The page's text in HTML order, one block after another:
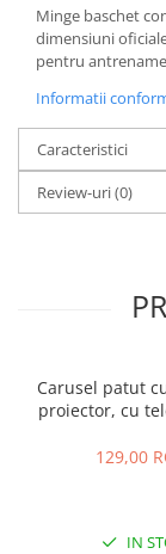
Minge baschet
dimensiuni
pentru
Informatii
Caracteristici
Review-uri(0)
Carusel patut
proiector, cu
129,00
IN